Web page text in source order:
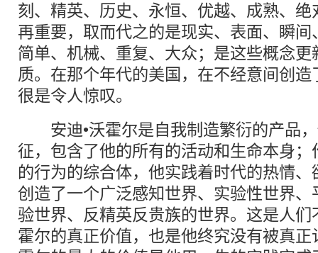
刻、精英、历史、永恒、优越、成熟、
再重要，取而代之的是现实、表面、瞬
简单、机械、重复、大众；是这些概念
质。在那个年代的美国，在不经意间创
很是令人惊叹。
安迪•沃霍尔是自我制造繁衍的产品，
征，包含了他的所有的活动和生命本身
的行为的综合体，他实践着时代的热情
创造了一个广泛感知世界、实验性世界
验世界、反精英反贵族的世界。这是人们
霍尔的真正价值，也是他终究没有被真正